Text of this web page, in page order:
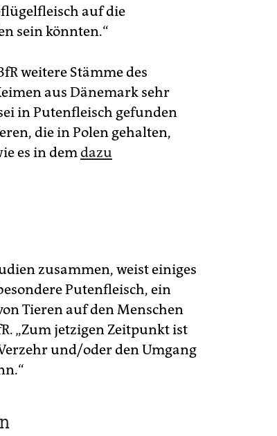
auf die
sein könnten.“
weitere Stämme des
aus Dänemark sehr
in Putenfleisch gefunden
die in Polen gehalten,
es in demdazu
zusammen, weist einiges
Putenfleisch, ein
Tieren auf den Menschen
„Zum jetzigen Zeitpunkt ist
und/oder den Umgang